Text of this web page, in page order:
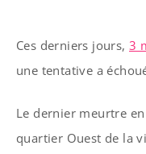
Ces derniers jours, 3
une tentative a
Le dernier meurtre
quartier Ouest de la